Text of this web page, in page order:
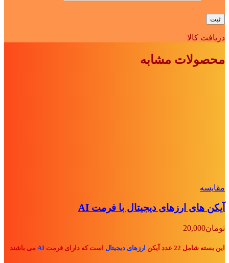
دریافت کالا
محصولات مشابه
مقايسه
آیکن های ارزهای دیجیتال با فرمت AI
تومان20,000
این بسته شامل 22 عدد آیکن ارزهای دیجیتال است که دارای فرمت AI می باشند